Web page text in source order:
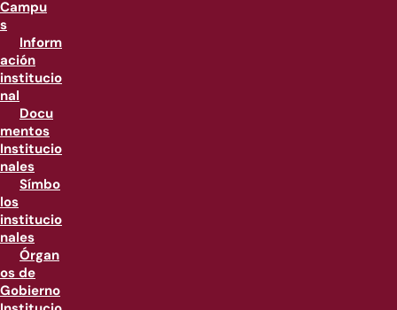
Campu
s
Inform
ación
institucio
nal
Docu
mentos
Institucio
nales
Símbo
los
institucio
nales
Órgan
os de
Gobierno